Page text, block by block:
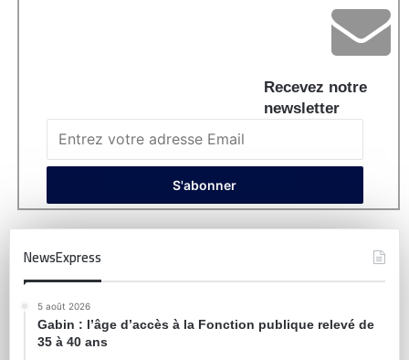
Recevez notre
newsletter
NewsExpress
5 août 2026
Gabin : l’âge d’accès à la Fonction publique relevé de
35 à 40 ans